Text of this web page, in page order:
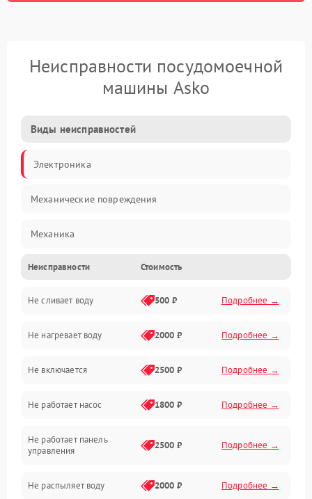
Неисправности посудомоечной
машины Asko
Виды неисправностей
Электроника
Механические повреждения
Механика
Управление
Электропитание
Датчики
Нагрев
Вода
Гигиена
Неисправности Стоимость
Не сливает воду 500 ₽ Подробнее →
Не нагревает воду 2000 ₽ Подробнее →
Не включается 2500 ₽ Подробнее →
Не работает насос 1800 ₽ Подробнее →
Не работает панель
управления
2500 ₽ Подробнее →
Не распыляет воду 2000 ₽ Подробнее →